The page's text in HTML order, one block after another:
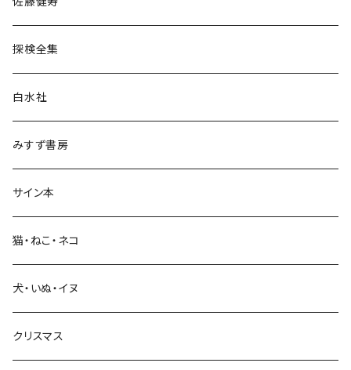
民族・風習
言語・ことば
生活・暮らし
芸術・絵画・写真
探検全集
白水社
みすず書房
サイン本
猫・ねこ・ネコ
犬・いぬ・イヌ
クリスマス